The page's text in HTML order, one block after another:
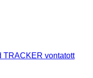
TRACKER vontatott